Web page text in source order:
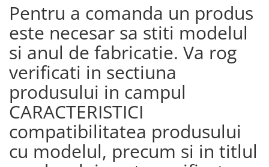
Pentru a comanda un produs
este necesar sa stiti modelul
si anul de fabricatie. Va rog
verificati in sectiuna
produsului in campul
CARACTERISTICI
compatibilitatea produsului
cu modelul, precum si in titlul